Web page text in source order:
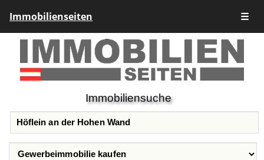
Immobilienseiten ☰
Immobiliensuche